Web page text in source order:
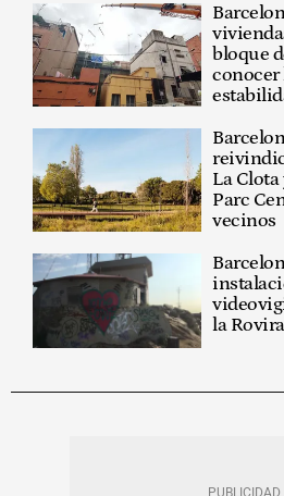
bloque
conocer
La
Parc
vecinos
la Rovira